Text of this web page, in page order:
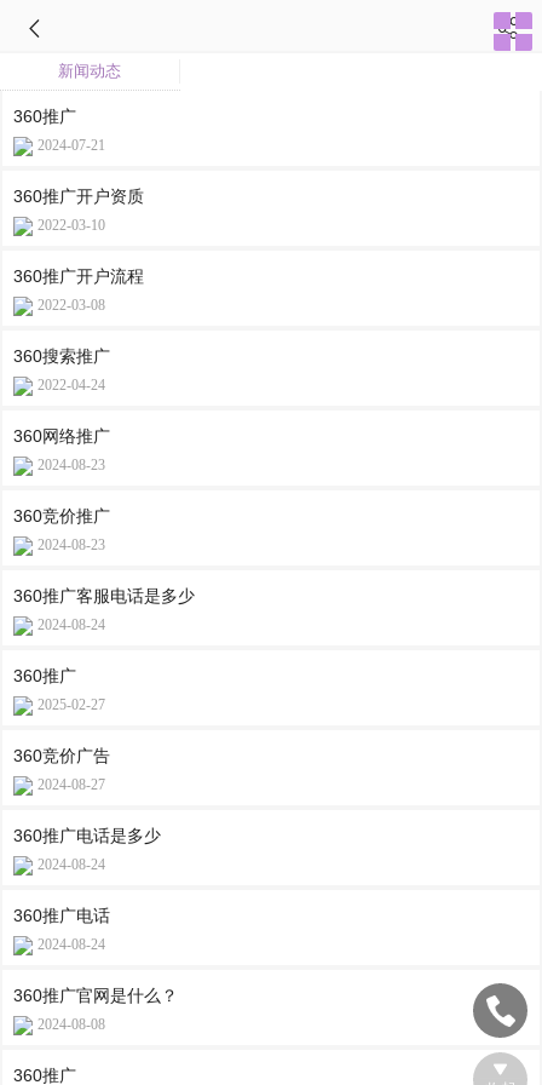
新闻动态
360推广
2024-07-21
360推广开户资质
2022-03-10
360推广开户流程
2022-03-08
360搜索推广
2022-04-24
360网络推广
2024-08-23
360竞价推广
2024-08-23
360推广客服电话是多少
2024-08-24
360推广
2025-02-27
360竞价广告
2024-08-27
360推广电话是多少
2024-08-24
360推广电话
2024-08-24
360推广官网是什么？
2024-08-08
360推广